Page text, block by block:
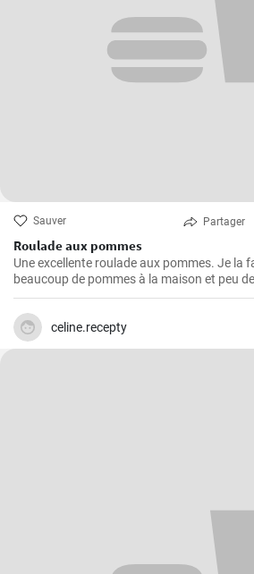
Sauver Partager
Roulade aux pommes
Une excellente roulade aux pommes. Je la
beaucoup de pommes à la maison et peu
rapide et facile qui plait toujours.
celine.recepty